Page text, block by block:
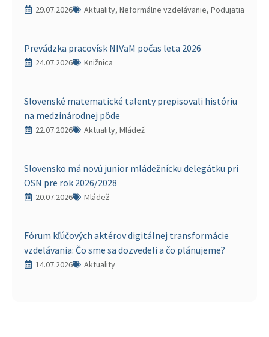
29.07.2026 Aktuality, Neformálne vzdelávanie, Podujatia
Prevádzka pracovísk NIVaM počas leta 2026
24.07.2026 Knižnica
Slovenské matematické talenty prepisovali históriu
na medzinárodnej pôde
22.07.2026 Aktuality, Mládež
Slovensko má novú junior mládežnícku delegátku pri
OSN pre rok 2026/2028
20.07.2026 Mládež
Fórum kľúčových aktérov digitálnej transformácie
vzdelávania: Čo sme sa dozvedeli a čo plánujeme?
14.07.2026 Aktuality